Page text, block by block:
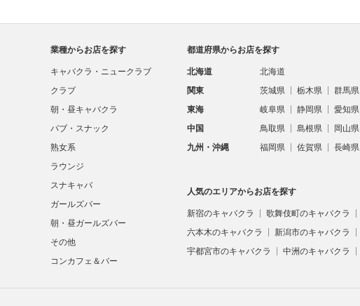
業種からお店を探す
キャバクラ・ニュークラブ
クラブ
朝・昼キャバクラ
パブ・スナック
熟女系
ラウンジ
スナキャバ
ガールズバー
朝・昼ガールズバー
その他
コンカフェ＆バー
都道府県からお店を探す
北海道 北海道
関東
茨城県 栃木県 群馬県
東海
岐阜県 静岡県 愛知県
中国
鳥取県 島根県 岡山県
九州・沖縄
福岡県 佐賀県 長崎県
人気のエリアからお店を探す
新宿のキャバクラ 歌舞伎町のキャバクラ
六本木のキャバクラ
新潟市のキャバクラ
宇都宮市のキャバクラ
中洲のキャバクラ